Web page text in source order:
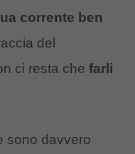
corrente ben
del
ci resta che farli
sono davvero